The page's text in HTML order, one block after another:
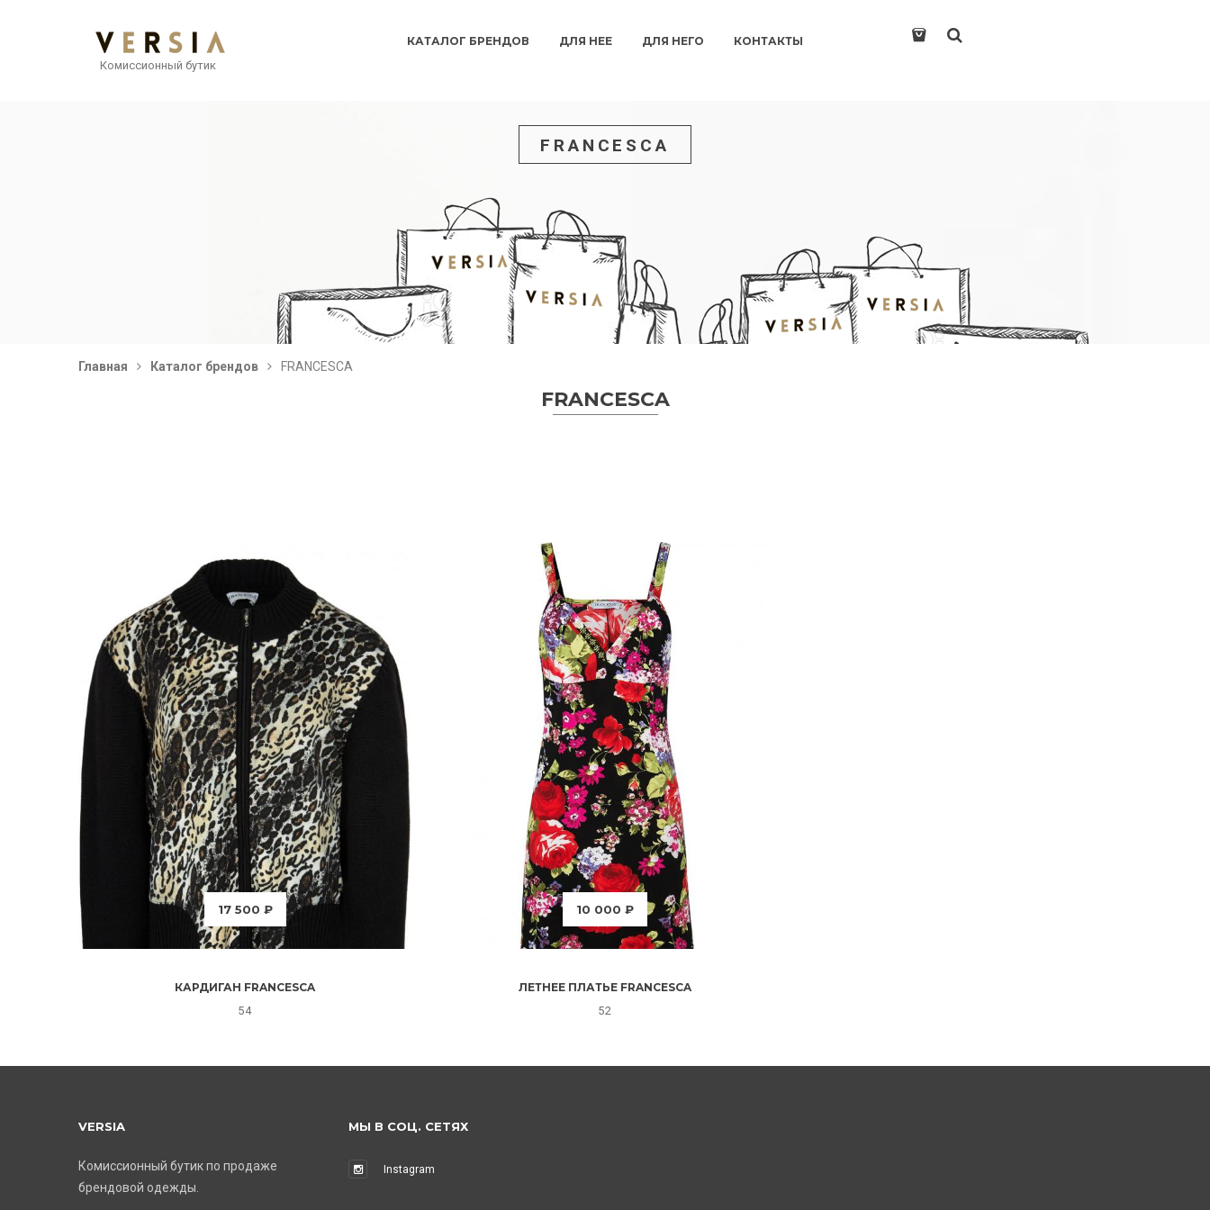
Комиссионный бутик
КАТАЛОГ БРЕНДОВ ДЛЯ НЕЕ ДЛЯ НЕГО КОНТАКТЫ
FRANCESCA
Главная Каталог брендов FRANCESCA
FRANCESCA
17 500 ₽
КАРДИГАН FRANCESCA
54
10 000 ₽
ЛЕТНЕЕ ПЛАТЬЕ FRANCESCA
52
VERSIA
Комиссионный бутик по продаже
брендовой одежды.
МЫ В СОЦ. СЕТЯХ
Instagram